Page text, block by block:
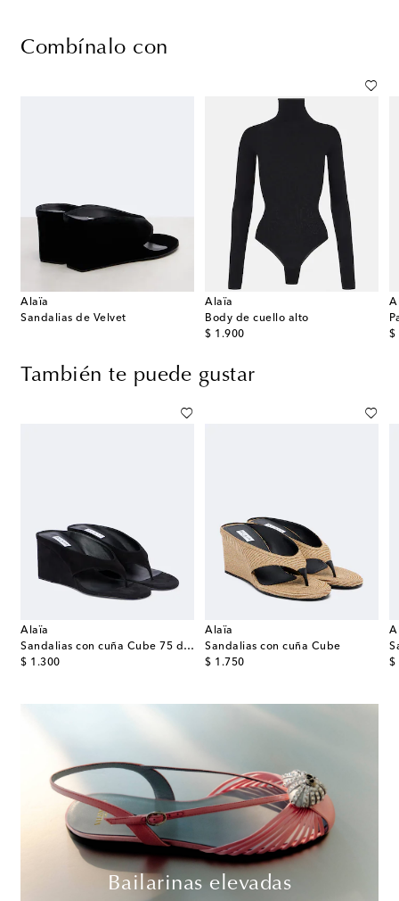
Combínalo con
Alaïa
Sandalias de Velvet
Alaïa
Body de cuello alto
$ 1.900
original price $
También te puede gustar
Alaïa
Sandalias con cuña Cube 75 de ante
$ 1.300
original price
Alaïa
Sandalias con cuña Cube
$ 1.750
original price
$
Bailarinas elevadas